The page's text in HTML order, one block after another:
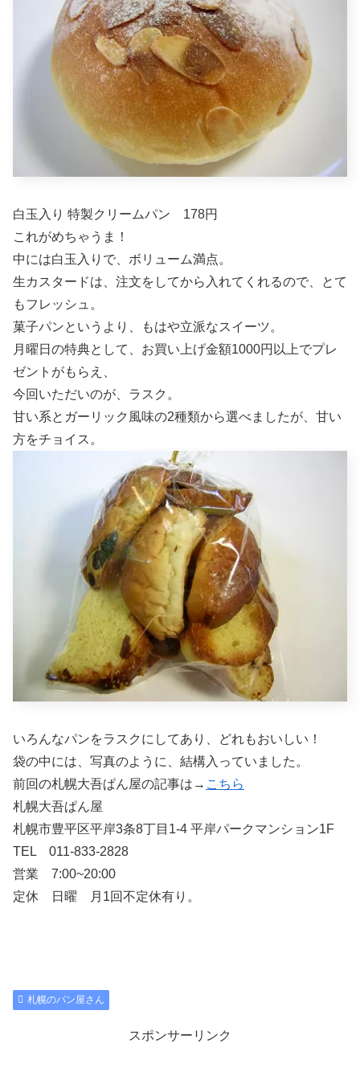
白玉入り 特製クリームパン 178円
これがめちゃうま！
中には白玉入りで、ボリューム満点。
生カスタードは、注文をしてから入れてくれるので、とて
もフレッシュ。
菓子パンというより、もはや立派なスイーツ。
月曜日の特典として、お買い上げ金額1000円以上でプレ
ゼントがもらえ、
今回いただいのが、ラスク。
甘い系とガーリック風味の2種類から選べましたが、甘い
方をチョイス。
いろんなパンをラスクにしてあり、どれもおいしい！
袋の中には、写真のように、結構入っていました。
前回の札幌大吾ぱん屋の記事は→ こちら
札幌大吾ぱん屋
札幌市豊平区平岸3条8丁目1-4 平岸パークマンション1F
TEL 011-833-2828
営業 7:00~20:00
定休 日曜 月1回不定休有り。
札幌のパン屋さん
スポンサーリンク